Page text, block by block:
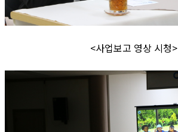
<사업보고 영상 시청>